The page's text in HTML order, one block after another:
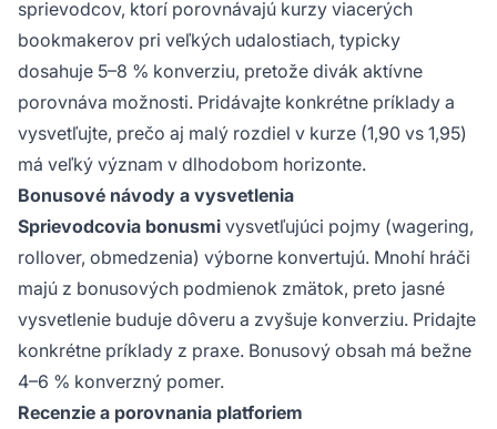
sprievodcov, ktorí porovnávajú kurzy viacerých
bookmakerov pri veľkých udalostiach, typicky
dosahuje 5–8 % konverziu, pretože divák aktívne
porovnáva možnosti. Pridávajte konkrétne príklady a
vysvetľujte, prečo aj malý rozdiel v kurze (1,90 vs 1,95)
má veľký význam v dlhodobom horizonte.
Bonusové návody a vysvetlenia
Sprievodcovia bonusmi vysvetľujúci pojmy (wagering,
rollover, obmedzenia) výborne konvertujú. Mnohí hráči
majú z bonusových podmienok zmätok, preto jasné
vysvetlenie buduje dôveru a zvyšuje konverziu. Pridajte
konkrétne príklady z praxe. Bonusový obsah má bežne
4–6 % konverzný pomer.
Recenzie a porovnania platforiem